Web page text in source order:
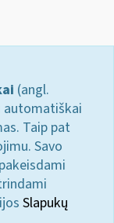
(angl.
automatiškai
Taip pat
Savo
Slapukų